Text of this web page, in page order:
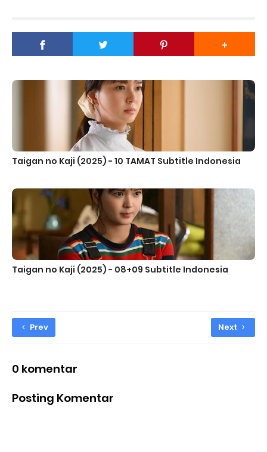
Taigan no Kaji (2025) - 10 TAMAT Subtitle Indonesia
Taigan no Kaji (2025) - 08+09 Subtitle Indonesia
Prev Next
0 komentar
Posting Komentar